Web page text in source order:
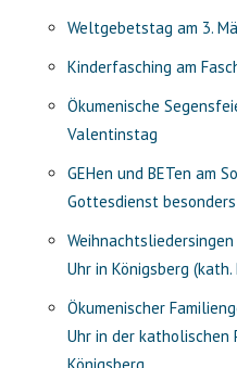
Weltgebetstag am 3.
Kinderfasching am
Ökumenische
Valentinstag
GEHen und BETen am
Gottesdienst
Uhr in Königsberg
Ökumenischer
Uhr in der katholischen